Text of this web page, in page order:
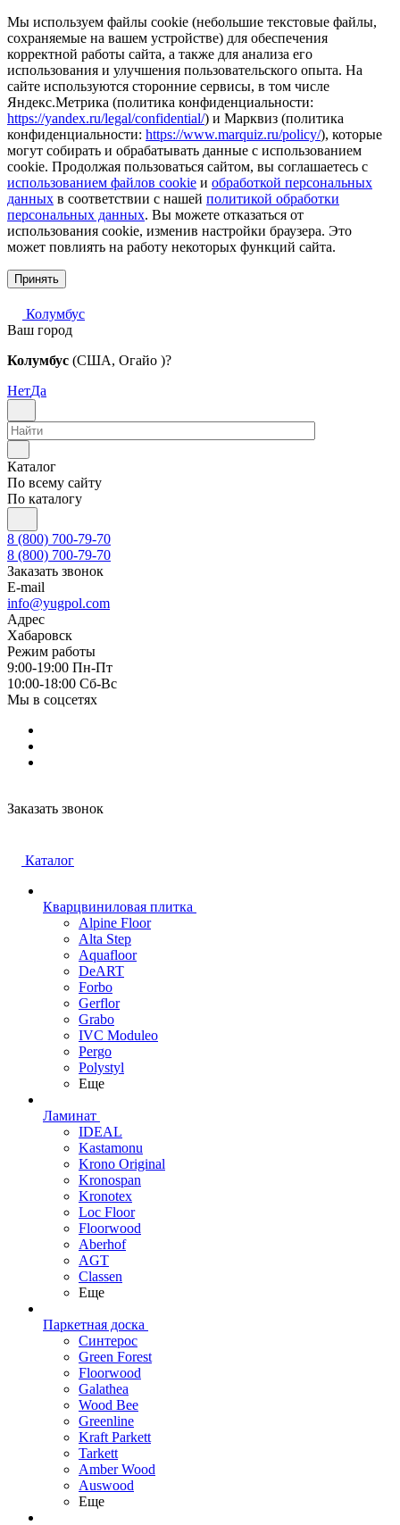
Мы используем файлы cookie (небольшие текстовые файлы,
сохраняемые на вашем устройстве) для обеспечения
корректной работы сайта, а также для анализа его
использования и улучшения пользовательского опыта. На
сайте используются сторонние сервисы, в том числе
Яндекс.Метрика (политика конфиденциальности:
https://yandex.ru/legal/confidential/) и Марквиз (политика
конфиденциальности: https://www.marquiz.ru/policy/), которые
могут собирать и обрабатывать данные с использованием
cookie. Продолжая пользоваться сайтом, вы соглашаетесь с
использованием файлов cookie и обработкой персональных
данных в соответствии с нашей политикой обработки
персональных данных. Вы можете отказаться от
использования cookie, изменив настройки браузера. Это
может повлиять на работу некоторых функций сайта.
Принять
Колумбус
Ваш город
Колумбус (США, Огайо )?
НетДа
Каталог
По всему сайту
По каталогу
8 (800) 700-79-70
8 (800) 700-79-70
Заказать звонок
E-mail
info@yugpol.com
Адрес
Хабаровск
Режим работы
9:00-19:00 Пн-Пт
10:00-18:00 Cб-Вс
Мы в соцсетях
Заказать звонок
Каталог
Кварцвиниловая плитка
Alpine Floor
Alta Step
Aquafloor
DeART
Forbo
Gerflor
Grabo
IVC Moduleo
Pergo
Polystyl
Еще
Ламинат
IDEAL
Kastamonu
Krono Original
Kronospan
Kronotex
Loc Floor
Floorwood
Aberhof
AGT
Classen
Еще
Паркетная доска
Синтерос
Green Forest
Floorwood
Galathea
Wood Bee
Greenline
Kraft Parkett
Tarkett
Amber Wood
Auswood
Еще